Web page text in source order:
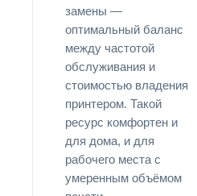
замены —
оптимальный баланс
между частотой
обслуживания и
стоимостью владения
принтером. Такой
ресурс комфортен и
для дома, и для
рабочего места с
умеренным объёмом